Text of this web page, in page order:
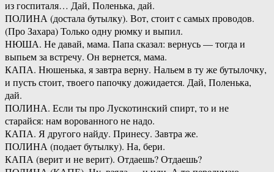
из госпиталя… Дай, Поленька, дай.
ПОЛИНА (достала бутылку). Вот, стоит с самых проводов.
(Про Захара) Только одну рюмку и выпил.
НЮША. Не давай, мама. Папа сказал: вернусь — тогда и
выпьем за встречу. Он вернется, мама.
КАПА. Нюшенька, я завтра верну. Нальем в ту же бутылочку,
и пусть стоит, твоего папочку дожидается. Дай, Поленька,
дай.
ПОЛИНА. Если ты про Лускотинский спирт, то и не
старайся: нам ворованного не надо.
КАПА. Я другого найду. Принесу. Завтра же.
ПОЛИНА (подает бутылку). На, бери.
КАПА (верит и не верит). Отдаешь? Отдаешь?